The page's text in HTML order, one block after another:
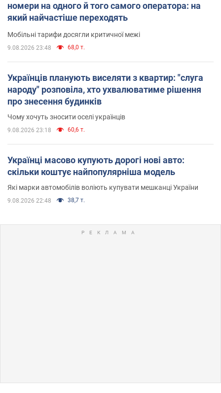
номери на одного й того самого оператора: на
який найчастіше переходять
Мобільні тарифи досягли критичної межі
9.08.2026 23:48 68,0 т.
Українців планують виселяти з квартир: "слуга
народу" розповіла, хто ухвалюватиме рішення
про знесення будинків
Чому хочуть зносити оселі українців
9.08.2026 23:18 60,6 т.
Українці масово купують дорогі нові авто:
скільки коштує найпопулярніша модель
Які марки автомобілів воліють купувати мешканці України
9.08.2026 22:48 38,7 т.